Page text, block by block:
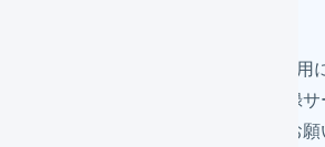
「商品APIをご利用
別途商品一括登録
料）のご契約をお